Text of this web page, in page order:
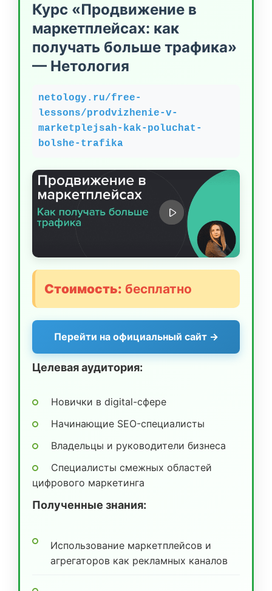
Курс «Продвижение в
маркетплейсах: как
получать больше трафика»
— Нетология
netology.ru/free-
lessons/prodvizhenie-v-
marketplejsah-kak-poluchat-
bolshe-trafika
Стоимость: бесплатно
Перейти на официальный сайт →
Целевая аудитория:
Новички в digital-сфере
Начинающие SEO-специалисты
Владельцы и руководители бизнеса
Специалисты смежных областей
цифрового маркетинга
Полученные знания:
Использование маркетплейсов и
агрегаторов как рекламных каналов